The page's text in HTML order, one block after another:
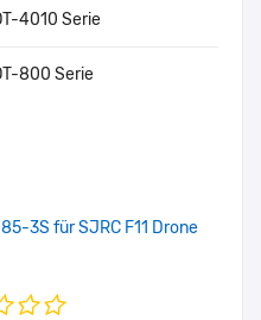
4010 Serie
800 Serie
3S für SJRC F11 Drone